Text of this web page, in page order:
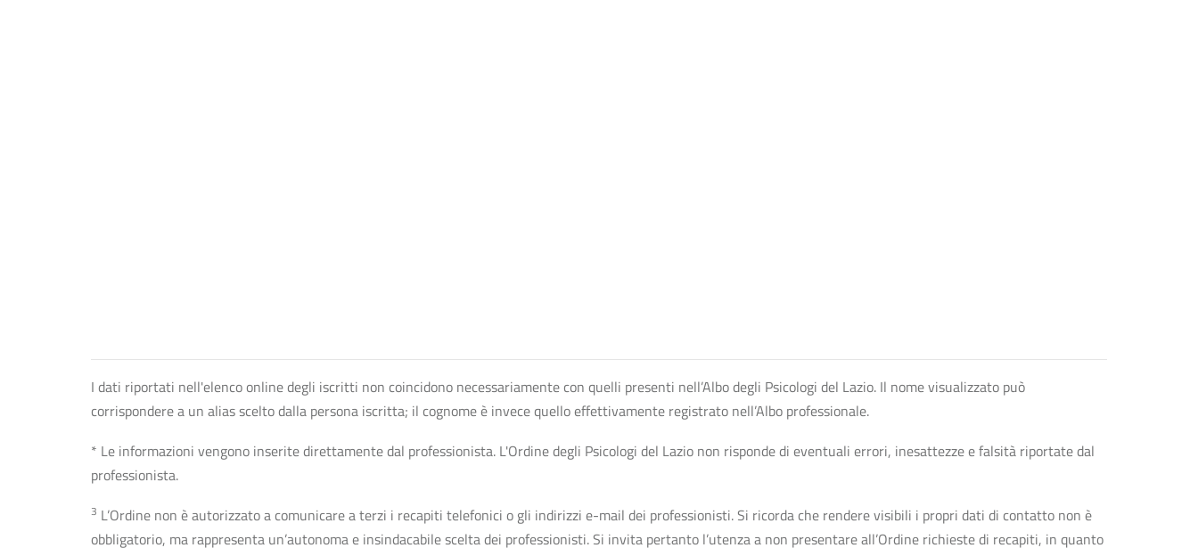
I dati riportati nell'elenco online degli iscritti non coincidono necessariamente con quelli presenti nell’Albo degli Psicologi del Lazio. Il nome visualizzato può
corrispondere a un alias scelto dalla persona iscritta; il cognome è invece quello effettivamente registrato nell’Albo professionale.
* Le informazioni vengono inserite direttamente dal professionista. L'Ordine degli Psicologi del Lazio non risponde di eventuali errori, inesattezze e falsità riportate dal
professionista.
3 L’Ordine non è autorizzato a comunicare a terzi i recapiti telefonici o gli indirizzi e-mail dei professionisti. Si ricorda che rendere visibili i propri dati di contatto non è
obbligatorio, ma rappresenta un’autonoma e insindacabile scelta dei professionisti. Si invita pertanto l’utenza a non presentare all’Ordine richieste di recapiti, in quanto